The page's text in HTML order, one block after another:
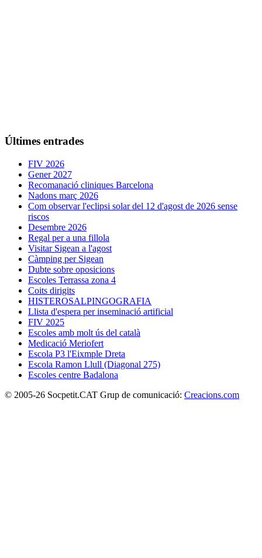
Últimes entrades
FIV 2026
Gener 2027
Recomanació cliniques Barcelona
Nadons març 2026
Com observar l'eclipsi solar del 12 d'agost de 2026 sense
riscos
Desembre 2026
Regal per a una fillola
Visitar Sigean a l'agost
Càmping per Sigean
Dubte sobre oposicions
Escoles Terrassa zona 4
Coits dirigits
HISTEROSALPINGOGRAFIA
Llista d'espera per inseminació artificial
FIV 2025
Escoles amb molt ús del català
Medicació Meriofert
Escola P3 l'Eixmple Dreta
Escola Ramon Llull (Diagonal 275)
Escoles centre Badalona
© 2005-26 Socpetit.CAT Grup de comunicació: Creacions.com